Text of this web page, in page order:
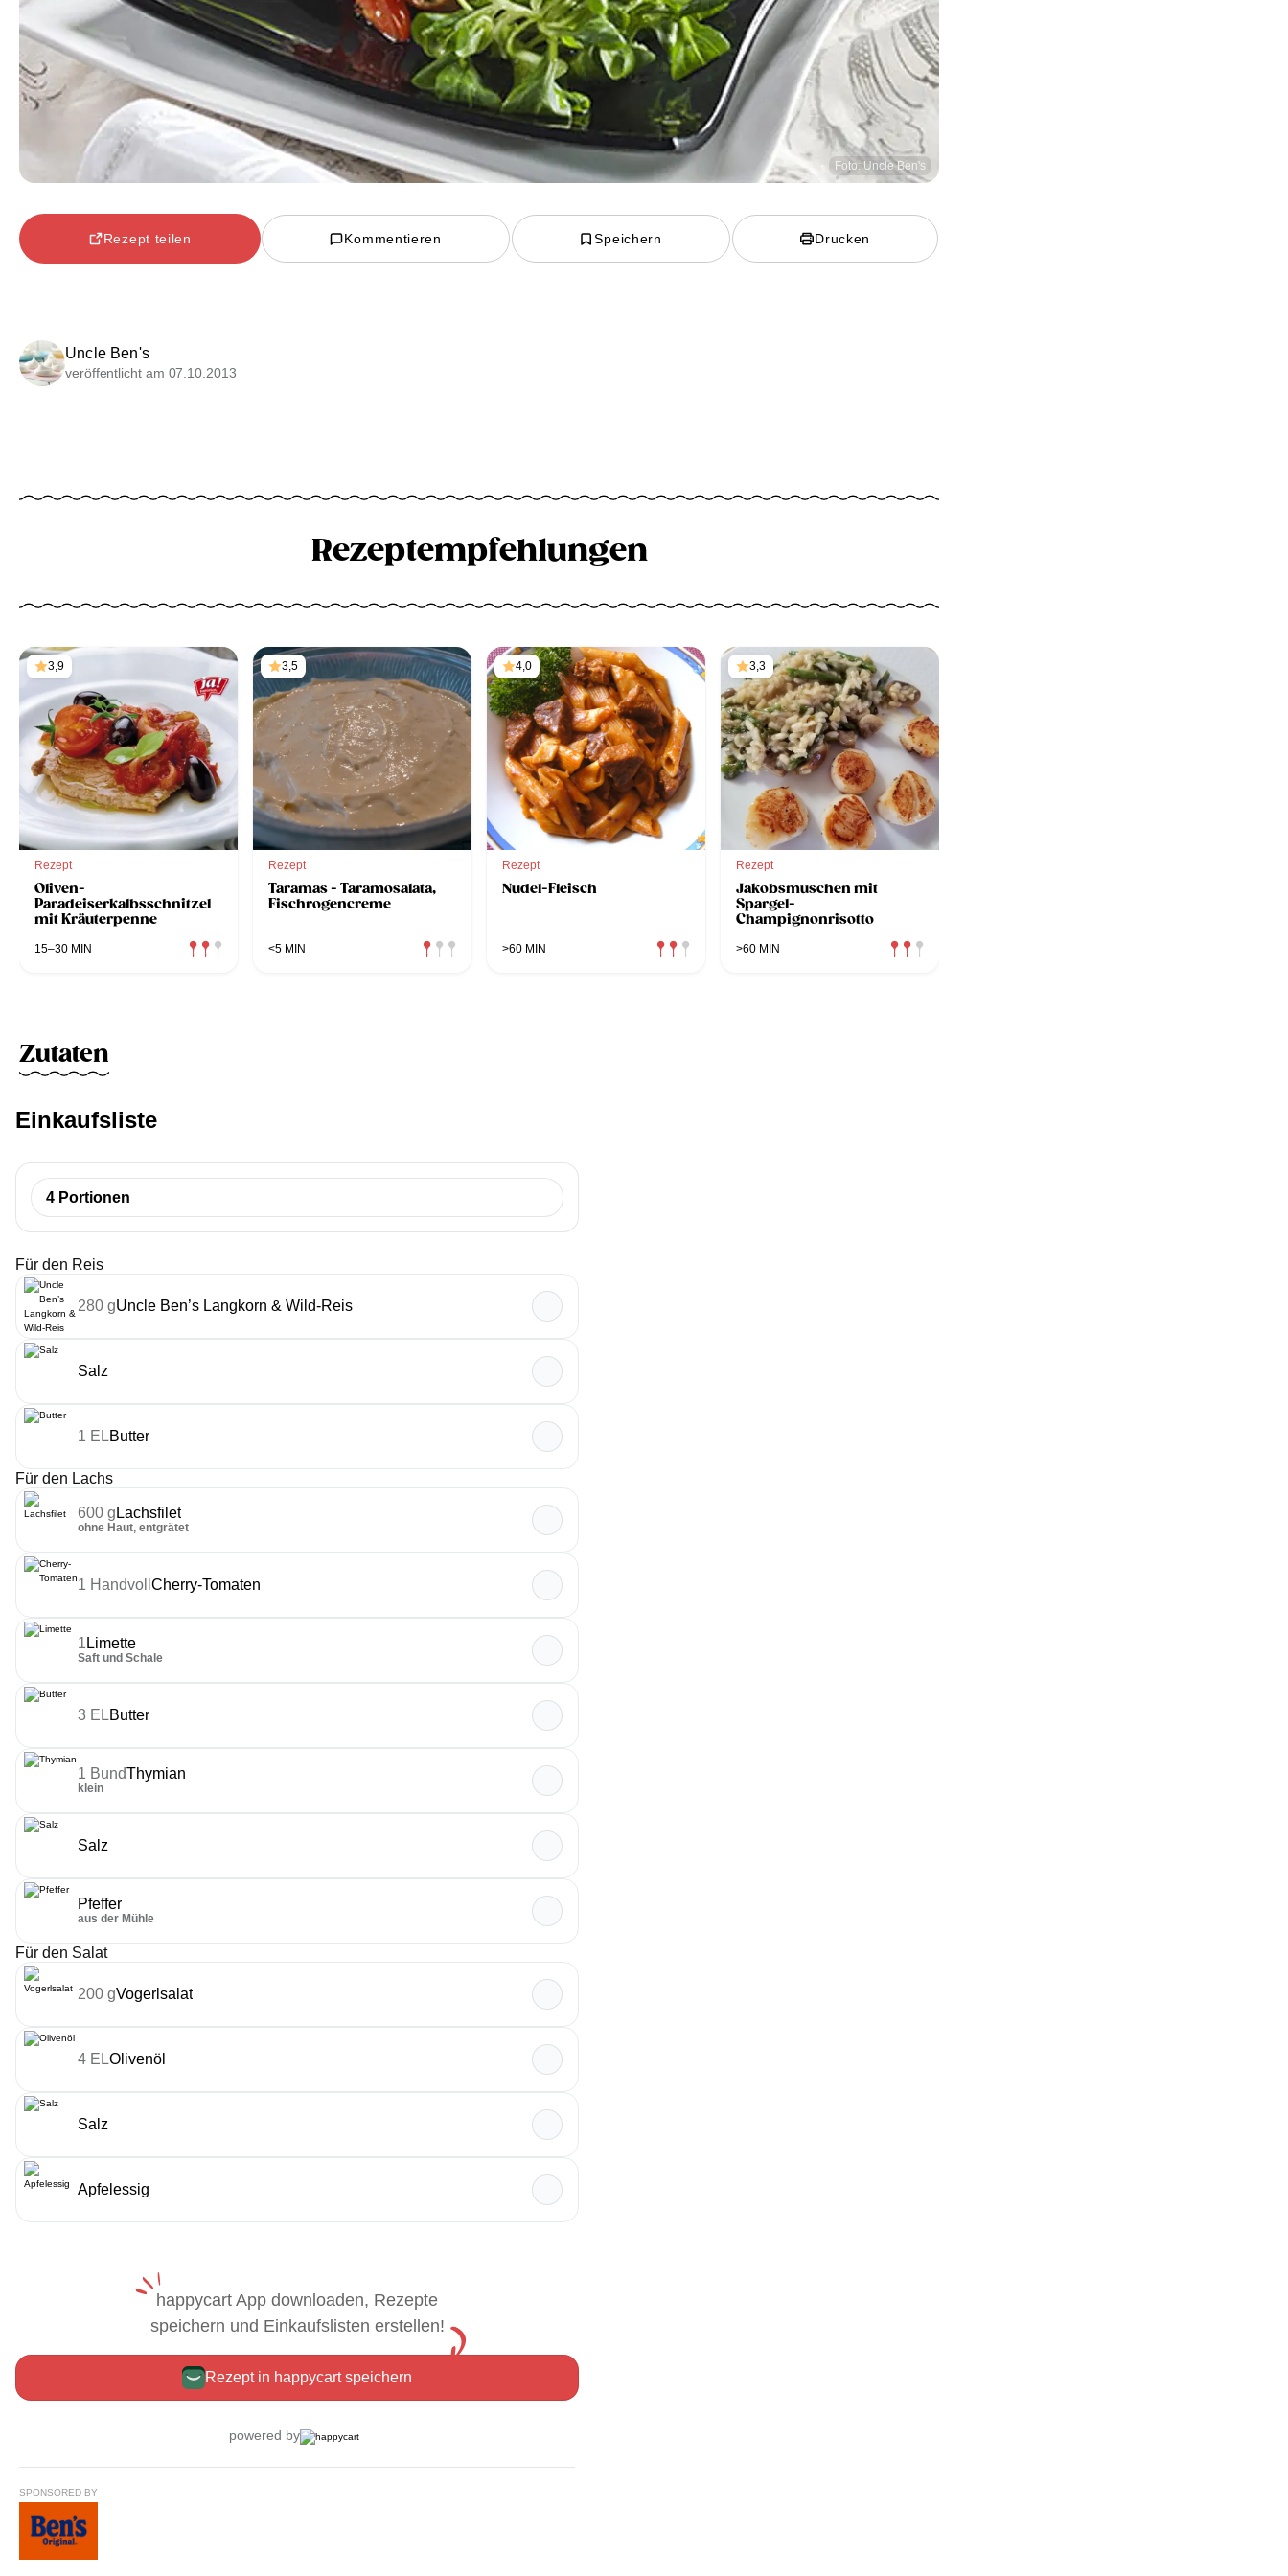
Foto: Uncle Ben's
Rezept teilen Kommentieren Speichern Drucken
Uncle Ben's
veröffentlicht am 07.10.2013
Rezeptempfehlungen
3,9
Rezept
Oliven-
Paradeiserkalbsschnitzel
mit Kräuterpenne
15–30 MIN
3,5
Rezept
Taramas - Taramosalata,
Fischrogencreme
<5 MIN
4,0
Rezept
Nudel-Fleisch
>60 MIN
3,3
Rezept
Jakobsmuschen mit
Spargel-
Champignonrisotto
>60 MIN
Zutaten
SPONSORED BY